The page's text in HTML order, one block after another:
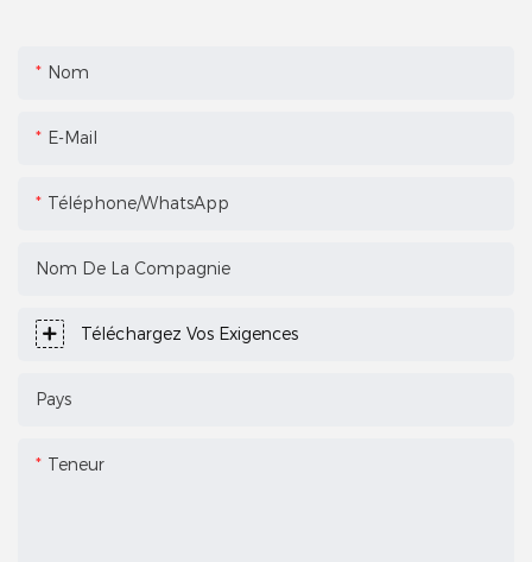
Nom
E-Mail
Téléphone/WhatsApp
Nom De La Compagnie
Téléchargez Vos Exigences
Pays
Teneur